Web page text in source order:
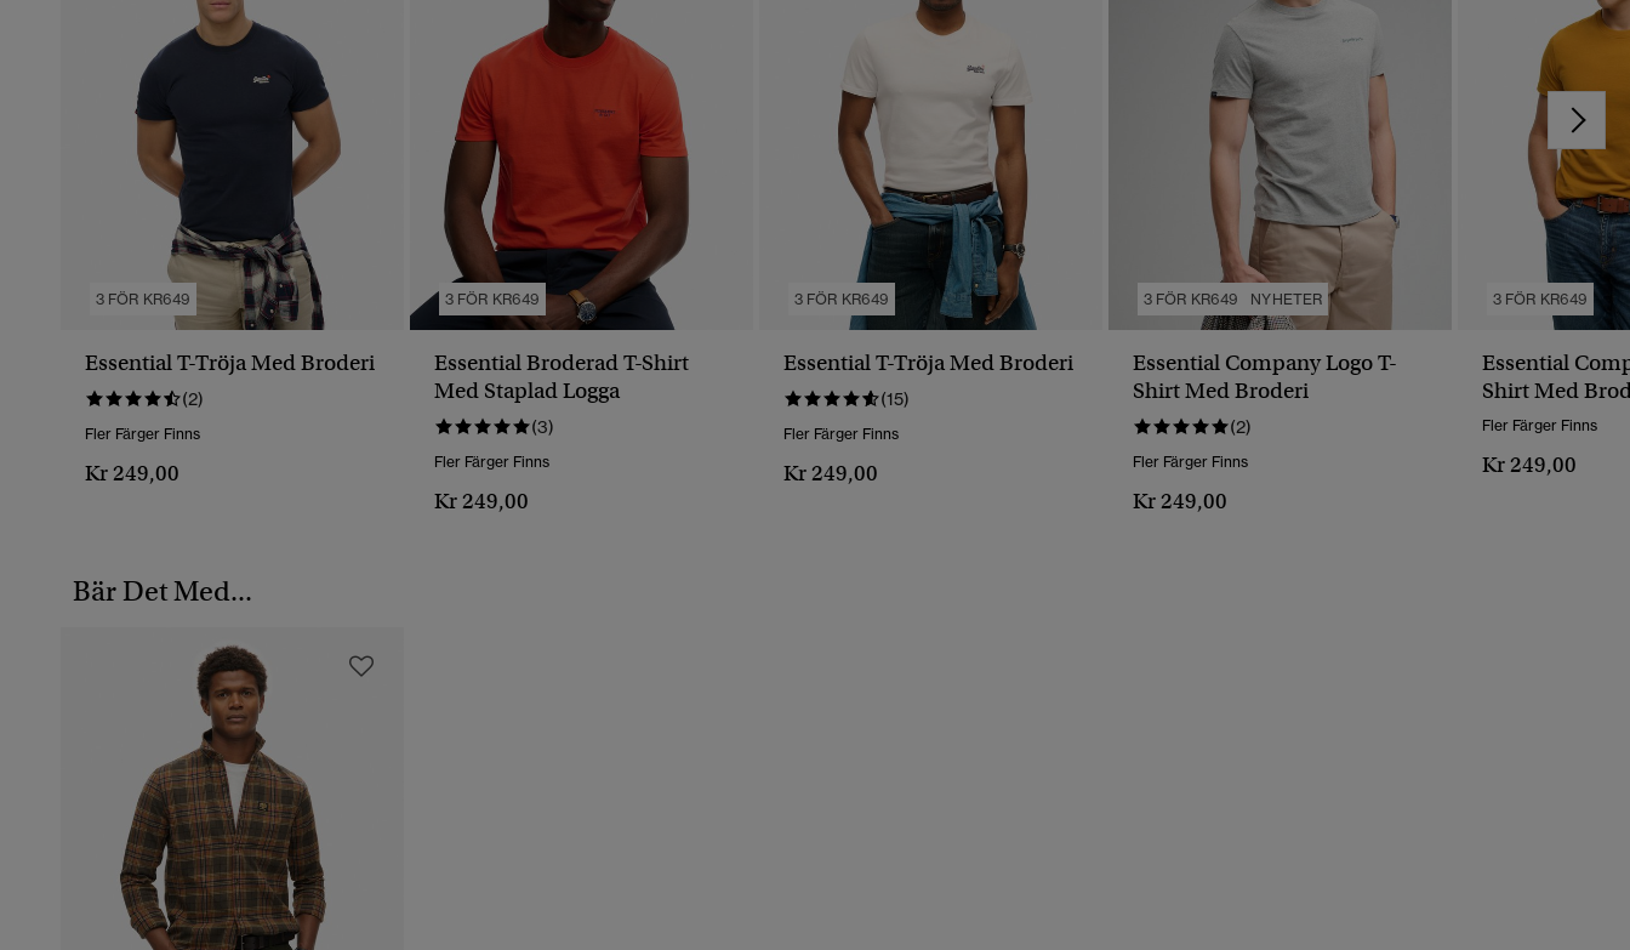
3 FÖR KR649
Essential T-Tröja Med Broderi
(2)
Fler Färger Finns
Kr 249,00
3 FÖR KR649
Essential Broderad T-Shirt
Med Staplad Logga
(3)
Fler Färger Finns
Kr 249,00
3 FÖR KR649
Essential T-Tröja Med Broderi
(15)
Fler Färger Finns
Kr 249,00
3 FÖR KR649 NYHETER
Essential Company Logo T-
Shirt Med Broderi
(2)
Fler Färger Finns
Kr 249,00
3 FÖR KR649
Essential
Shirt Med
Fler Färger Finns
Kr 249,00
Bär Det Med...